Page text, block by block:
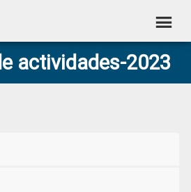
actividades-2023